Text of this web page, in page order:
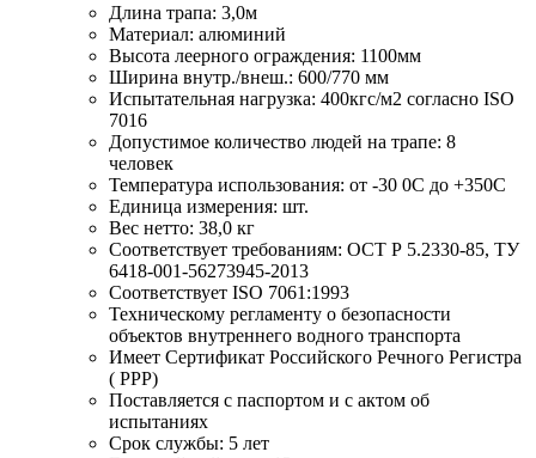
Длина трапа: 3,0м
Материал: алюминий
Высота леерного ограждения: 1100мм
Ширина внутр./внеш.: 600/770 мм
Испытательная нагрузка: 400кгс/м2 согласно ISO
7016
Допустимое количество людей на трапе: 8
человек
Температура использования: от -30 0С до +350С
Единица измерения: шт.
Вес нетто: 38,0 кг
Соответствует требованиям: ОСТ Р 5.2330-85, ТУ
6418-001-56273945-2013
Соответствует ISO 7061:1993
Техническому регламенту о безопасности
объектов внутреннего водного транспорта
Имеет Сертификат Российского Речного Регистра
( РРР)
Поставляется с паспортом и с актом об
испытаниях
Срок службы: 5 лет